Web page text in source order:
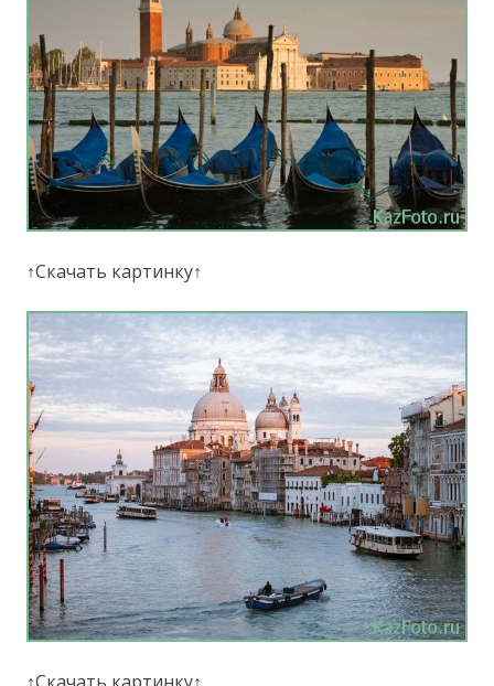
↑Скачать картинку↑